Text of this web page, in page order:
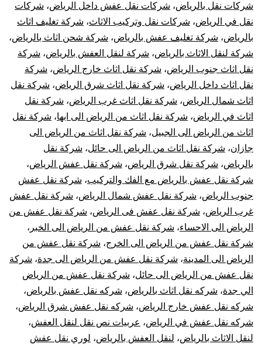
شركات نقل بالرياض، شركات نقل عفش داخل الرياض، شركات
نقل في الرياض، شركات نقل وتركيب الاثاث، شركة تغليف اثاث
بالرياض، شركة تغليف عفش بالرياض، شركة شحن اثاث بالرياض،
شركة لنقل الاثاث بالرياض، شركة لنقل العفش بالرياض، شركة
نقل اثاث جنوب الرياض، شركة نقل اثاث خارج الرياض، شركة
نقل اثاث داخل الرياض، شركة نقل اثاث شرق الرياض، شركة نقل
اثاث شمال الرياض، شركة نقل اثاث غرب الرياض، شركة نقل
اثاث في الرياض، شركة نقل اثاث من الرياض الى ابها، شركة نقل
اثاث من الرياض الى الجبيل، شركة نقل اثاث من الرياض الى
جازان، شركة نقل اثاث من الرياض الى حائل، شركة نقل
بالرياض، شركة نقل شرق الرياض، شركة نقل عفش الرياض،
شركة نقل عفش بالرياض مع الفك والتركيب، شركة نقل عفش
جنوب الرياض، شركة نقل عفش شمال الرياض، شركة نقل عفش
غرب الرياض، شركة نقل عفش فى الرياض، شركة نقل عفش من
الرياض الى الاحساء، شركة نقل عفش من الرياض الى الخبر ،
شركة نقل عفش من الرياض الى الخرج، شركة نقل عفش من
الرياض الى المدينة، شركة نقل عفش من الرياض الى جدة، شركة
نقل عفش من الرياض الى حائل، شركة نقل عفش من الرياض
الي جدة، شركه نقل اثاث بالرياض، شركه نقل عفش بالرياض،
شركه نقل عفش خارج الرياض، شركه نقل عفش شرق الرياض،
شركه نقل عفش في الرياض، عربيات نص نقل لنقل العفش،
لنقل الاثاث بالرياض، لنقل العفش بالرياض، لوري نقل عفش